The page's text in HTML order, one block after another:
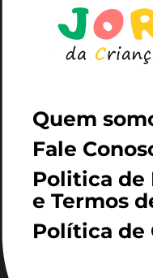
Quem
Fale
Politica de
e Termos
Política de